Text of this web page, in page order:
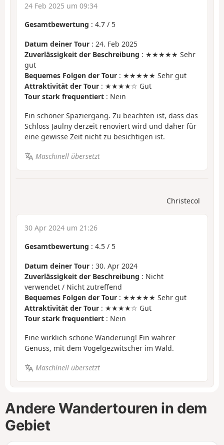
24 Feb 2025 um 09:34
Gesamtbewertung : 4.7 / 5
Datum deiner Tour : 24. Feb 2025
Zuverlässigkeit der Beschreibung : ★★★★★ Sehr
gut
Bequemes Folgen der Tour : ★★★★★ Sehr gut
Attraktivität der Tour : ★★★★☆ Gut
Tour stark frequentiert : Nein
Ein schöner Spaziergang. Zu beachten ist, dass das
Schloss Jaulny derzeit renoviert wird und daher für
eine gewisse Zeit nicht zu besichtigen ist.
Maschinell übersetzt
Christecol
30 Apr 2024 um 21:26
Gesamtbewertung : 4.5 / 5
Datum deiner Tour : 30. Apr 2024
Zuverlässigkeit der Beschreibung : Nicht
verwendet / Nicht zutreffend
Bequemes Folgen der Tour : ★★★★★ Sehr gut
Attraktivität der Tour : ★★★★☆ Gut
Tour stark frequentiert : Nein
Eine wirklich schöne Wanderung! Ein wahrer
Genuss, mit dem Vogelgezwitscher im Wald.
Maschinell übersetzt
Andere Wandertouren in dem
Gebiet